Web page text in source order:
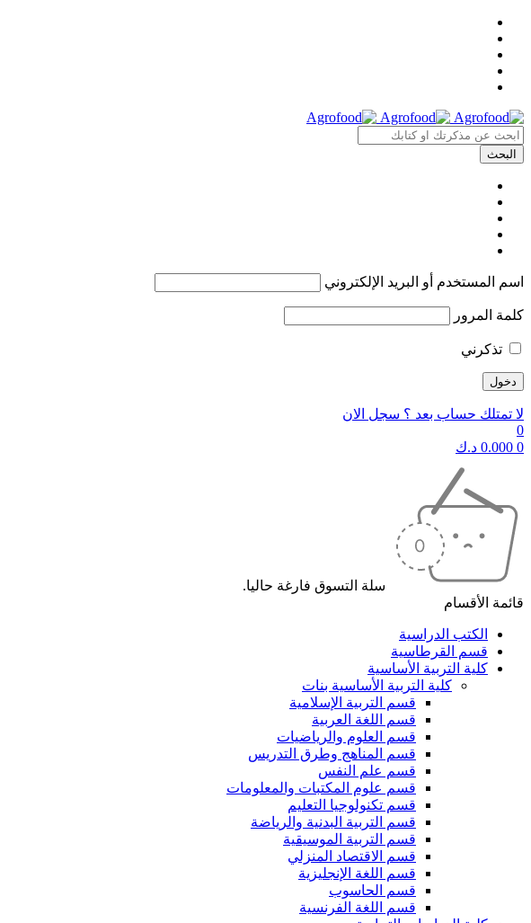
اسم المستخدم أو البريد الإلكتروني
كلمة المرور
تذكرني
لا تمتلك حساب بعد ؟ سجل الان
0
0
0.000 د.ك
سلة التسوق فارغة حاليا.
قائمة الأقسام
الكتب الدراسية
قسم القرطاسية
كلية التربية الأساسية
كلية التربية الأساسية بنات
قسم التربية الإسلامية
قسم اللغة العربية
قسم العلوم والرياضيات
قسم المناهج وطرق التدريس
قسم علم النفس
قسم علوم المكتبات والمعلومات
قسم تكنولوجيا التعليم
قسم التربية البدنية والرياضة
قسم التربية الموسيقية
قسم الاقتصاد المنزلي
قسم اللغة الإنجليزية
قسم الحاسوب
قسم اللغة الفرنسية